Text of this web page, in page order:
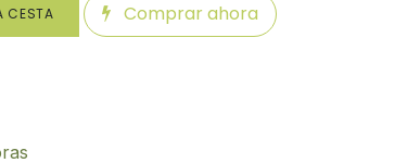
CESTA Comprar ahora